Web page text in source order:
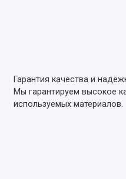
Гарантия качества и
Мы гарантируем высокое
используемых материалов.